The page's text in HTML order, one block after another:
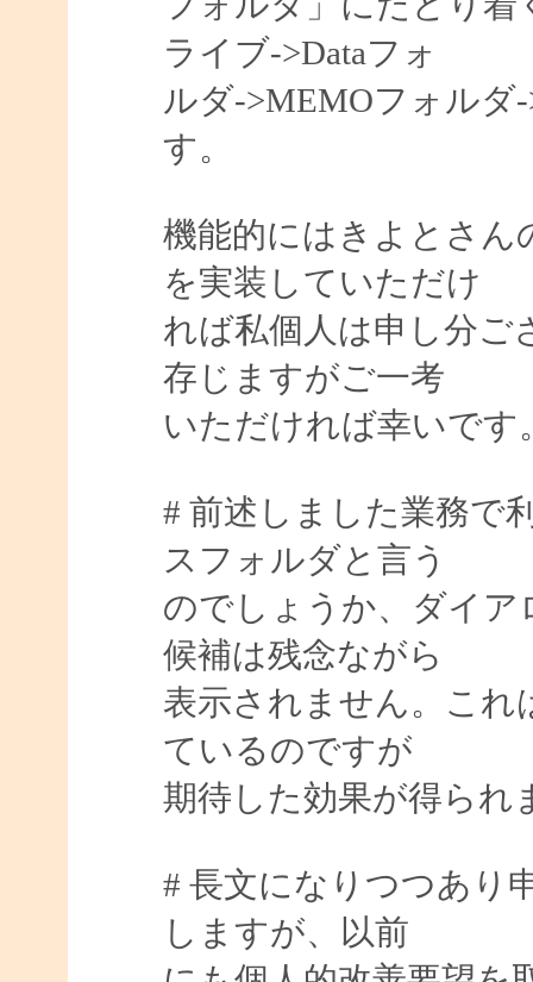
ライブ->Dataフォ
ルダ->MEMOフォルダ
す。
機能的にはきよとさん
を実装していただけ
れば私個人は申し分ご
存じますがご一考
いただければ幸いです
# 前述しました業務で
スフォルダと言う
のでしょうか、ダイ
候補は残念ながら
表示されません。これ
ているのですが
期待した効果が得られ
# 長文になりつつあり
しますが、以前